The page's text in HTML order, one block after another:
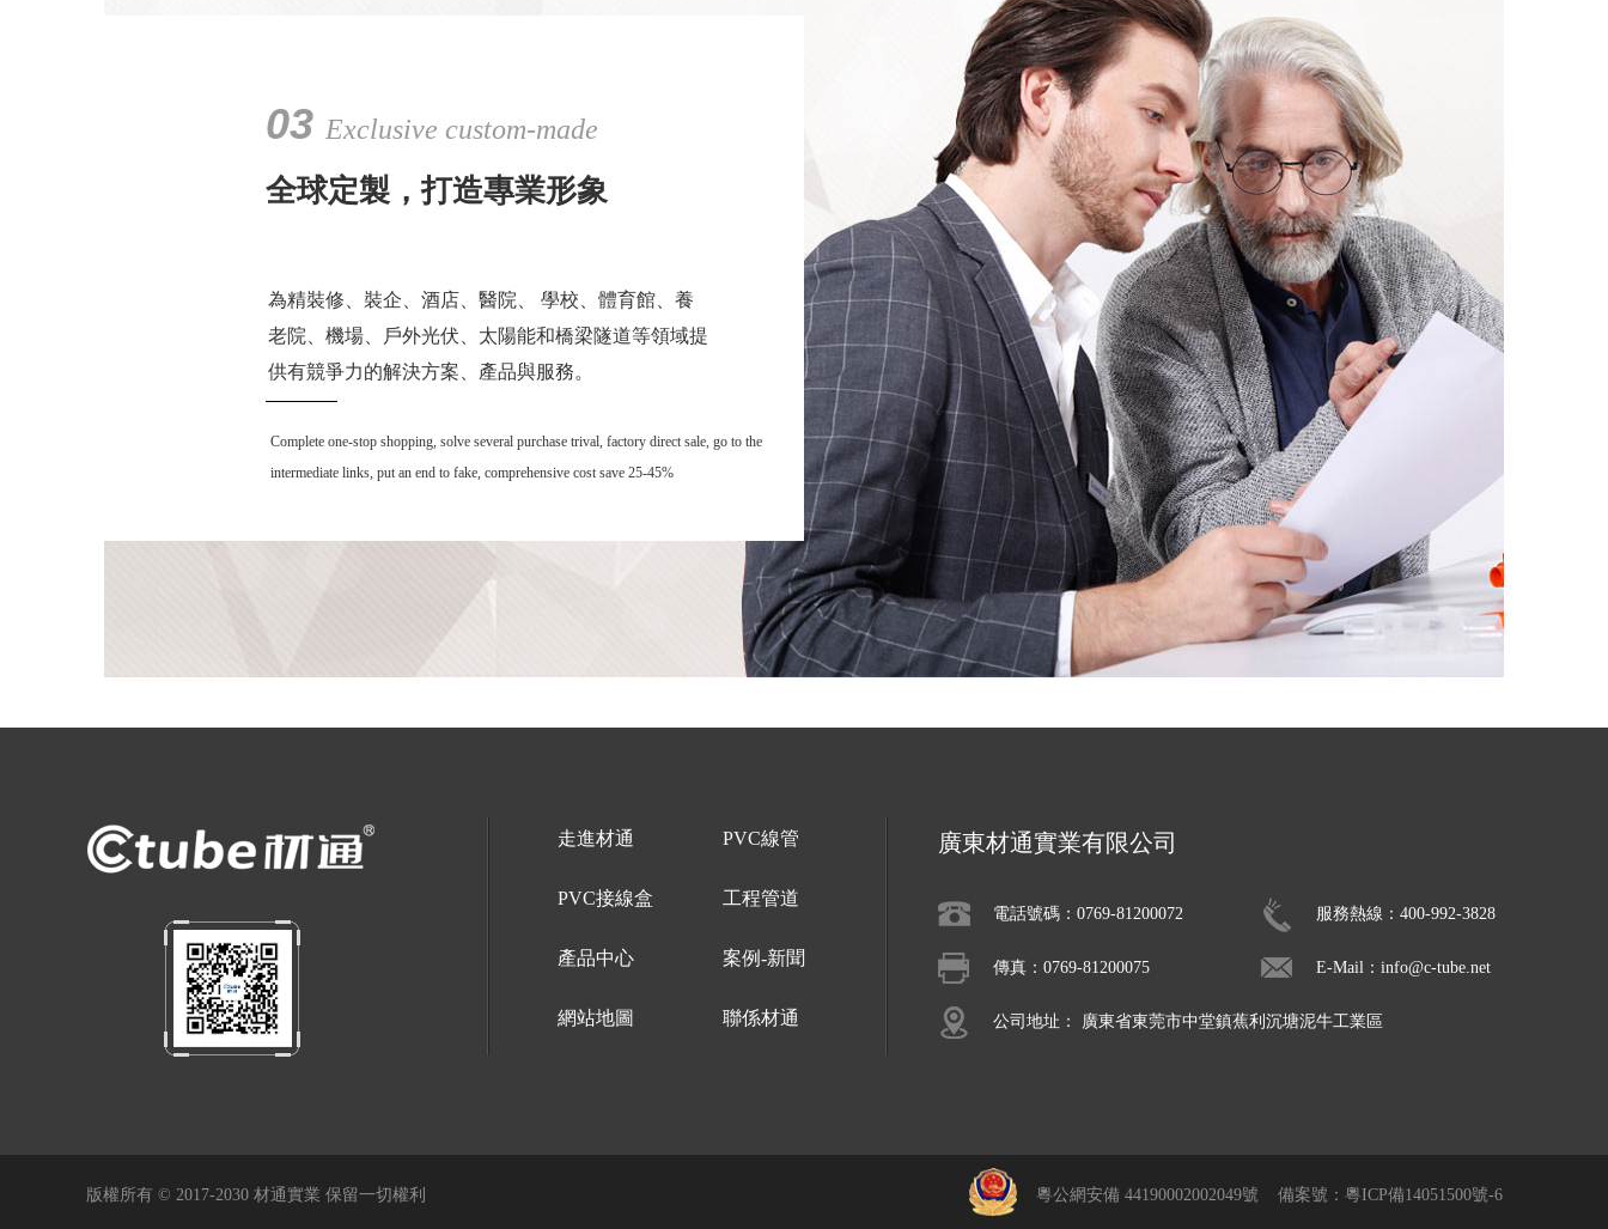
03 Exclusive custom-made
全球定製，打造專業形象
為精裝修、裝企、酒店、醫院、 學校、體育館、養
老院、機場、戶外光伏、太陽能和橋梁隧道等領域提
供有競爭力的解決方案、產品與服務。
Complete one-stop shopping, solve several purchase trival, factory direct sale, go to the
intermediate links, put an end to fake, comprehensive cost save 25-45%
走進材通 PVC線管
PVC接線盒 工程管道
產品中心 案例-新聞
網站地圖 聯係材通
廣東材通實業有限公司
電話號碼：0769-81200072 服務熱線：400-992-3828
傳真：0769-81200075 E-Mail：info@c-tube.net
公司地址： 廣東省東莞市中堂鎮蕉利沉塘泥牛工業區
粵公網安備 44190002002049號 備案號：粵ICP備14051500號-6
版權所有 © 2017-2030 材通實業 保留一切權利